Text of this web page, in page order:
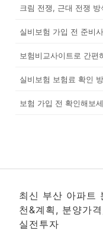
크림 전쟁, 근대 전쟁 방
실비보험 가입 전 준비
보험비교사이트로 간편
실비보험 보험료 확인
보험 가입 전 확인해보
최신 부산 아파트
천&계획, 분양가
실전